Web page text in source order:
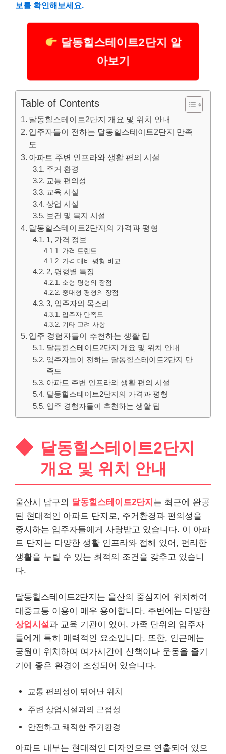
보를 확인해보세요.
달동힐스테이트2단지 알
아보기
Table of Contents
달동힐스테이트2단지 개요 및 위치 안내
입주자들이 전하는 달동힐스테이트2단지 만족
도
아파트 주변 인프라와 생활 편의 시설
주거 환경
교통 편의성
교육 시설
상업 시설
보건 및 복지 시설
달동힐스테이트2단지의 가격과 평형
1, 가격 정보
가격 트렌드
가격 대비 평형 비교
2, 평형별 특징
소형 평형의 장점
중대형 평형의 장점
3, 입주자의 목소리
입주자 만족도
기타 고려 사항
입주 경험자들이 추천하는 생활 팁
달동힐스테이트2단지 개요 및 위치 안내
입주자들이 전하는 달동힐스테이트2단지 만
족도
아파트 주변 인프라와 생활 편의 시설
달동힐스테이트2단지의 가격과 평형
입주 경험자들이 추천하는 생활 팁
달동힐스테이트2단지
개요 및 위치 안내
울산시 남구의 달동힐스테이트2단지 는 최근에 완공
된 현대적인 아파트 단지로, 주거환경과 편의성을
중시하는 입주자들에게 사랑받고 있습니다. 이 아파
트 단지는 다양한 생활 인프라와 접해 있어, 편리한
생활을 누릴 수 있는 최적의 조건을 갖추고 있습니
다.
달동힐스테이트2단지는 울산의 중심지에 위치하여
대중교통 이용이 매우 용이합니다. 주변에는 다양한
상업시설 과 교육 기관이 있어, 가족 단위의 입주자
들에게 특히 매력적인 요소입니다. 또한, 인근에는
공원이 위치하여 여가시간에 산책이나 운동을 즐기
기에 좋은 환경이 조성되어 있습니다.
교통 편의성이 뛰어난 위치
주변 상업시설과의 근접성
안전하고 쾌적한 주거환경
아파트 내부는 현대적인 디자인으로 연출되어 있으